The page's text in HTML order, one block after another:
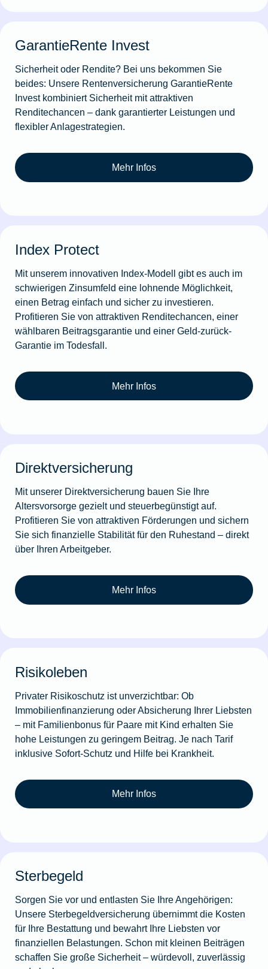
GarantieRente Invest
Sicherheit oder Rendite? Bei uns bekommen Sie
beides: Unsere Rentenversicherung GarantieRente
Invest kombiniert Sicherheit mit attraktiven
Renditechancen – dank garantierter Leistungen und
flexibler Anlagestrategien.
Mehr Infos
Index Protect
Mit unserem innovativen Index-Modell gibt es auch im
schwierigen Zinsumfeld eine lohnende Möglichkeit,
einen Betrag einfach und sicher zu investieren.
Profitieren Sie von attraktiven Renditechancen, einer
wählbaren Beitragsgarantie und einer Geld-zurück-
Garantie im Todesfall.
Mehr Infos
Direktversicherung
Mit unserer Direktversicherung bauen Sie Ihre
Altersvorsorge gezielt und steuerbegünstigt auf.
Profitieren Sie von attraktiven Förderungen und sichern
Sie sich finanzielle Stabilität für den Ruhestand – direkt
über Ihren Arbeitgeber.
Mehr Infos
Risikoleben
Privater Risikoschutz ist unverzichtbar: Ob
Immobilienfinanzierung oder Absicherung Ihrer Liebsten
– mit Familienbonus für Paare mit Kind erhalten Sie
hohe Leistungen zu geringem Beitrag. Je nach Tarif
inklusive Sofort-Schutz und Hilfe bei Krankheit.
Mehr Infos
Sterbegeld
Sorgen Sie vor und entlasten Sie Ihre Angehörigen:
Unsere Sterbegeldversicherung übernimmt die Kosten
für Ihre Bestattung und bewahrt Ihre Liebsten vor
finanziellen Belastungen. Schon mit kleinen Beiträgen
schaffen Sie große Sicherheit – würdevoll, zuverlässig